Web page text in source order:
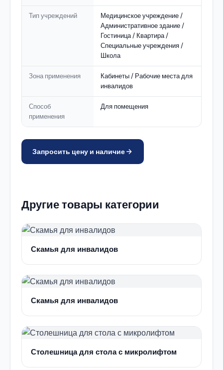
Тип учреждений
Медицинское учреждение /
Административное здание /
Гостиница / Квартира /
Специальные учреждения /
Школа
Зона применения
Кабинеты / Рабочие места для
инвалидов
Способ
применения
Для помещения
Запросить цену и наличие
Другие товары категории
Скамья для инвалидов
Скамья для инвалидов
Столешница для стола с микролифтом